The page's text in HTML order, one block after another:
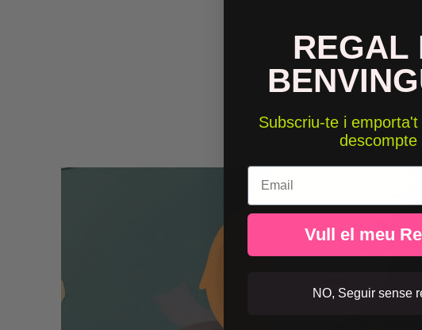
REGAL
Subscriu-te i
descompte
Email
Vull el meu
NO, Seguir sense